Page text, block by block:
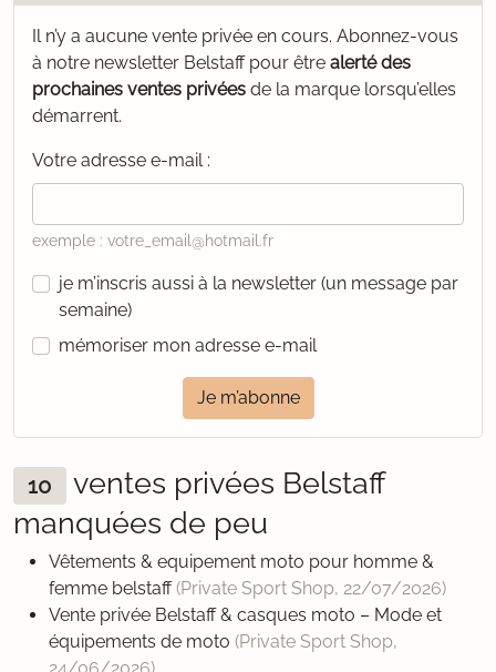
Il n’y a aucune vente privée en cours. Abonnez-vous
à notre newsletter Belstaff pour être alerté des
prochaines ventes privées de la marque lorsqu’elles
démarrent.
Votre adresse e-mail :
exemple : votre_email@hotmail.fr
je m’inscris aussi à la newsletter (un message par
semaine)
mémoriser mon adresse e-mail
Je m’abonne
10
ventes privées Belstaff
manquées de peu
Vêtements & equipement moto pour homme &
femme belstaff(Private Sport Shop, 22/07/2026)
Vente privée Belstaff & casques moto – Mode et
équipements de moto (Private Sport Shop,